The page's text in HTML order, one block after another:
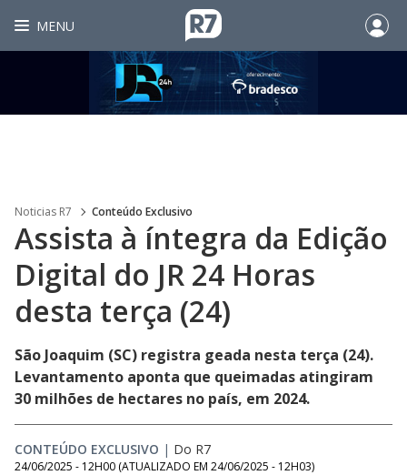
MENU
Noticias R7 Conteúdo Exclusivo
Assista à íntegra da Edição
Digital do JR 24 Horas
desta terça (24)
São Joaquim (SC) registra geada nesta terça (24).
Levantamento aponta que queimadas atingiram
30 milhões de hectares no país, em 2024.
CONTEÚDO EXCLUSIVO | Do R7
24/06/2025 - 12H00 (ATUALIZADO EM 24/06/2025 - 12H03)